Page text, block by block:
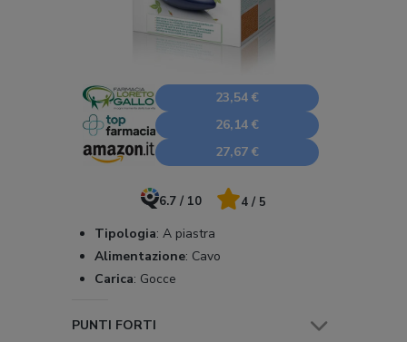
23,54 €
26,14 €
27,67 €
6.7 / 10 4 / 5
Tipologia: A piastra
Alimentazione: Cavo
Carica: Gocce
PUNTI FORTI